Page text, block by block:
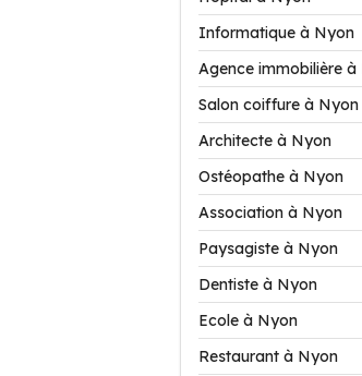
Informatique à Nyon
Agence immobilière à
Salon coiffure à Nyon
Architecte à Nyon
Ostéopathe à Nyon
Association à Nyon
Paysagiste à Nyon
Dentiste à Nyon
Ecole à Nyon
Restaurant à Nyon